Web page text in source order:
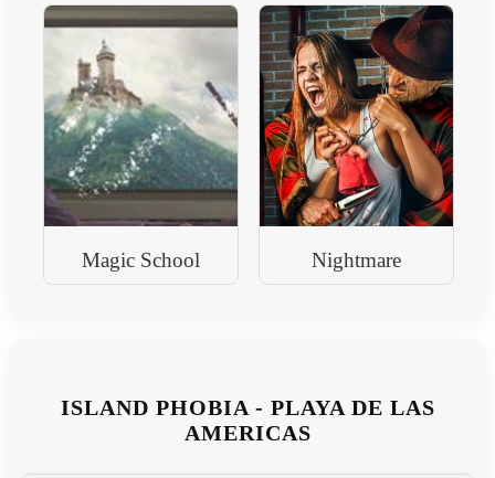
Magic School Nightmare
ISLAND PHOBIA - PLAYA DE LAS
AMERICAS